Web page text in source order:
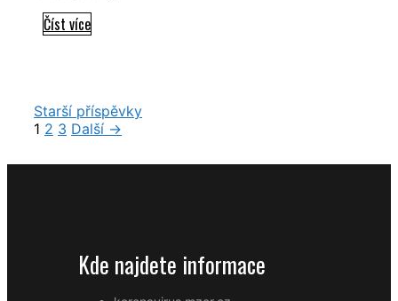
Číst víceUpozornění
Navigace
příspěvků
Starší příspěvky
1 2 3 Další →
Kde najdete informace